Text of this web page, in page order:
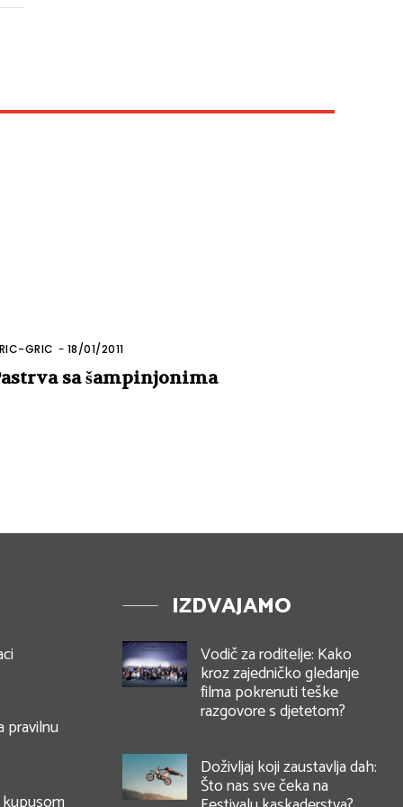
GRIC - 18/01/2011
sa šampinjonima
pravilnu
IZDVAJAMO
Vodič za roditelje: Kako
kroz zajedničko gledanje
filma pokrenuti teške
razgovore s djetetom?
Doživljaj koji zaustavlja dah:
Što nas sve čeka na